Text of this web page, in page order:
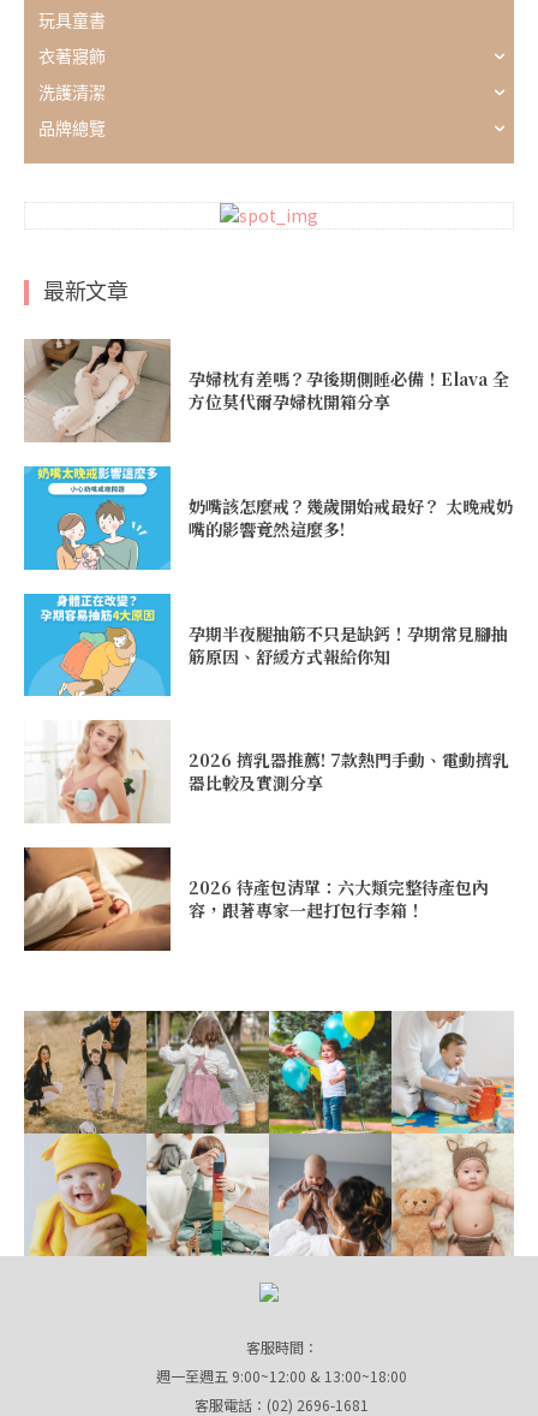
玩具童書
衣著寢飾
洗護清潔
品牌總覽
最新文章
孕婦枕有差嗎？孕後期側睡必備！Elava 全
方位莫代爾孕婦枕開箱分享
奶嘴該怎麼戒？幾歲開始戒最好？ 太晚戒奶
嘴的影響竟然這麼多!
孕期半夜腿抽筋不只是缺鈣！孕期常見腳抽
筋原因、舒緩方式報給你知
2026 擠乳器推薦! 7款熱門手動、電動擠乳
器比較及實測分享
2026 待產包清單：六大類完整待產包內
容，跟著專家一起打包行李箱！
客服時間：
週一至週五 9:00~12:00 & 13:00~18:00
客服電話：(02) 2696-1681